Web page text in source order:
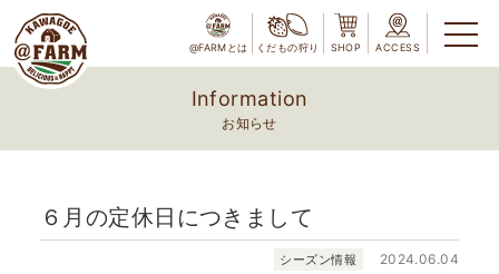
@FARMとは くだもの狩り SHOP ACCESS
Information
お知らせ
６月の定休日につきまして
シーズン情報 2024.06.04